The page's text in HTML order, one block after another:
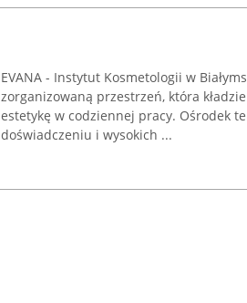
EVANA - Instytut Kosmetologii w
zorganizowaną przestrzeń, która
estetykę w codziennej pracy. Ośrodek
doświadczeniu i wysokich ...